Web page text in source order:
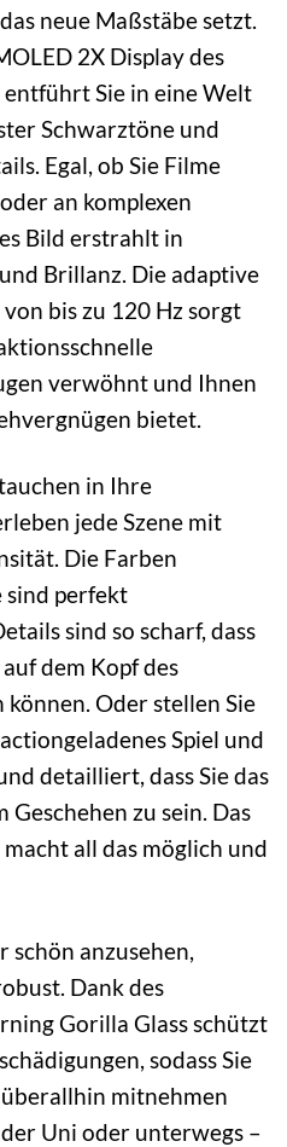
neue Maßstäbe setzt.
2X Display des
entführt Sie in eine Welt
Schwarztöne und
Egal, ob Sie Filme
an komplexen
Bild erstrahlt in
Brillanz. Die adaptive
bis zu 120 Hz sorgt
verwöhnt und Ihnen
bietet.
in Ihre
jede Szene mit
Die Farben
sind perfekt
sind so scharf, dass
dem Kopf des
können. Oder stellen Sie
Spiel und
detailliert, dass Sie das
zu sein. Das
all das möglich und
schön anzusehen,
Dank des
Gorilla Glass schützt
sodass Sie
mitnehmen
Uni oder unterwegs –